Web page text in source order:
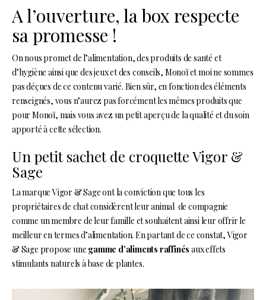
A l’ouverture, la box respecte
sa promesse !
On nous promet de l’alimentation, des produits de santé et
d’hygiène ainsi que des jeux et des conseils, Monoï et moi ne sommes
pas déçues de ce contenu varié. Bien sûr, en fonction des éléments
renseignés, vous n’aurez pas forcément les mêmes produits que
pour Monoï, mais vous avez un petit aperçu de la qualité et du soin
apporté à cette sélection.
Un petit sachet de croquette Vigor &
Sage
La marque Vigor & Sage ont la conviction que tous les
propriétaires de chat considèrent leur animal de compagnie
comme un membre de leur famille et souhaitent ainsi leur offrir le
meilleur en termes d’alimentation. En partant de ce constat, Vigor
& Sage propose une gamme d’aliments raffinés aux effets
stimulants naturels à base de plantes.